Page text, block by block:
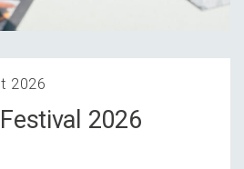
2026
2026